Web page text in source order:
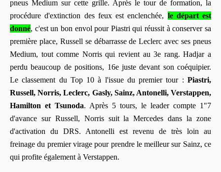
pneus Medium sur cette grille. Après le tour de formation, la
procédure d'extinction des feux est enclenchée, le départ est
donné, c'est un bon envol pour Piastri qui réussit à conserver sa
première place, Russell se débarrasse de Leclerc avec ses pneus
Medium, tout comme Norris qui revient au 3e rang. Hadjar a
perdu beaucoup de positions, 16e juste devant son coéquipier.
Le classement du Top 10 à l'issue du premier tour : Piastri,
Russell, Norris, Leclerc, Gasly, Sainz, Antonelli, Verstappen,
Hamilton et Tsunoda. Après 5 tours, le leader compte 1"7
d'avance sur Russell, Norris suit la Mercedes dans la zone
d'activation du DRS. Antonelli est revenu de très loin au
freinage du premier virage pour prendre le meilleur sur Sainz, ce
qui profite également à Verstappen.